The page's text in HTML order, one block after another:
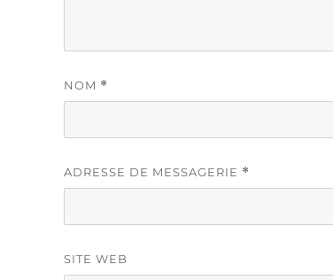
NOM *
ADRESSE DE MESSAGERIE *
SITE WEB